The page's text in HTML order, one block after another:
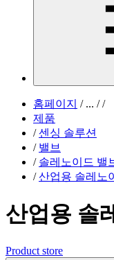
홈페이지 /... / /
제품
/ 센싱 솔루션
/ 밸브
/ 솔레노이드 밸
/ 산업용 솔레노
산업용 솔
Product store